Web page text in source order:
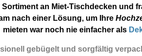
an Miet-Tischdecken und
nach einer Lösung, um Ihre
mieten war noch nie einfacher als
gebügelt und sorgfältig